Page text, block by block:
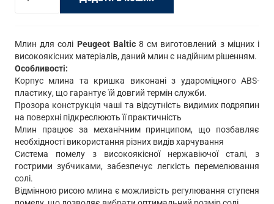
Peugeot
25779_BS
8
см
кількість
Млин для солі Peugeot Baltic8 см виготовлений з міцних і
високоякісних матеріалів, даний млин є надійним рішенням.
Особливості:
Корпус млина та кришка виконані з удароміцного ABS-
пластику, що гарантує їй довгий термін служби.
Прозора конструкція чаші та відсутність видимих подряпин
на поверхні підкреслюють її практичність
Млин працює за механічним принципом, що позбавляє
необхідності використання різних видів харчування
Система помелу з високоякісної нержавіючої сталі, з
гострими зубчиками, забезпечує легкість перемелювання
солі.
Відмінною рисою млина є можливість регулювання ступеня